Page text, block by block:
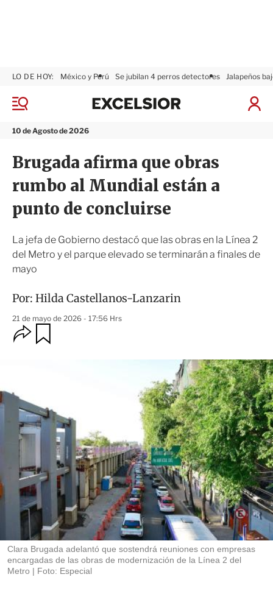
M
n
10 de Agosto de 2026
LO DE HOY: México y Perú Se jubilan 4 perros detectores Jalapeños
I
ó
x
s
i
o
r
Brugada afirma que obras
rumbo al Mundial están a
punto de concluirse
La jefa de Gobierno destacó que las obras en la Línea 2
del Metro y el parque elevado se terminarán a finales de
mayo
Por: Hilda Castellanos-Lanzarin
21 de mayo de 2026 - 17:56 Hrs
O
p
s
d
e
m
p
a
r
t
r
Clara Brugada adelantó que sostendrá reuniones con empresas
encargadas de las obras de modernización de la Línea 2 del
Metro
Foto: Especial